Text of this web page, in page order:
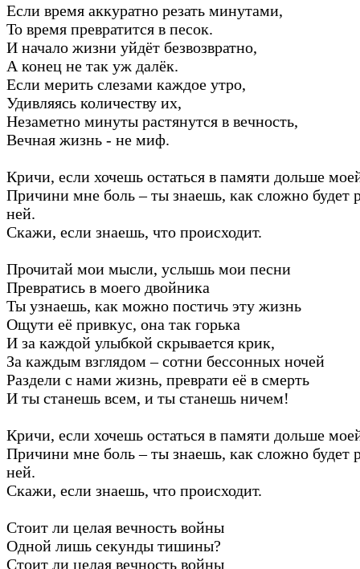
Если время аккуратно резать минутами,
То время превратится в песок.
И начало жизни уйдёт безвозвратно,
А конец не так уж далёк.
Если мерить слезами каждое утро,
Удивляясь количеству их,
Незаметно минуты растянутся в вечность,
Вечная жизнь - не миф.
Кричи, если хочешь остаться в памяти дольше
Причини мне боль – ты знаешь, как сложно будет
ней.
Скажи, если знаешь, что происходит.
Прочитай мои мысли, услышь мои песни
Превратись в моего двойника
Ты узнаешь, как можно постичь эту жизнь
Ощути её привкус, она так горька
И за каждой улыбкой скрывается крик,
За каждым взглядом – сотни бессонных ночей
Раздели с нами жизнь, преврати её в смерть
И ты станешь всем, и ты станешь ничем!
Кричи, если хочешь остаться в памяти дольше
Причини мне боль – ты знаешь, как сложно будет
ней.
Скажи, если знаешь, что происходит.
Стоит ли целая вечность войны
Одной лишь секунды тишины?
Стоит ли целая вечность войны